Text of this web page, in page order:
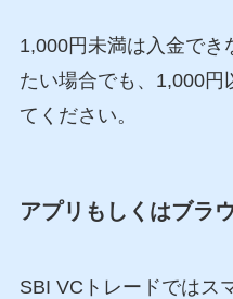
1,000円未満は入金でき
たい場合でも、1,000円
てください。
アプリもしくはブラ
SBI VCトレードではス